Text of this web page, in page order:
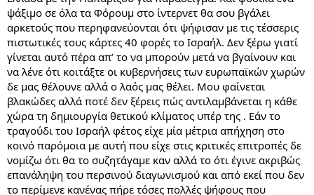
ψάξιμο σε όλα τα Φόρουμ στο ίντερνετ θα σου βγάλει
αρκετούς που περηφανεύονται ότι ψήφισαν με τις τέσσερις
πιστωτικές τους κάρτες 40 φορές το Ισραήλ. Δεν ξέρω γιατί
γίνεται αυτό πέρα απ’ το να μπορούν μετά να βγαίνουν και
να λένε ότι κοιτάξτε οι κυβερνήσεις των ευρωπαϊκών χωρών
δε μας θέλουνε αλλά ο λαός μας θέλει. Μου φαίνεται
βλακώδες αλλά ποτέ δεν ξέρεις πώς αντιλαμβάνεται η κάθε
χώρα τη δημιουργία θετικού κλίματος υπέρ της . Εάν το
τραγούδι του Ισραήλ φέτος είχε μία μέτρια απήχηση στο
κοινό παρόμοια με αυτή που είχε στις κριτικές επιτροπές δε
νομίζω ότι θα το συζητάγαμε καν αλλά το ότι έγινε ακριβώς
επανάληψη του περσινού διαγωνισμού και από εκεί που δεν
το περίμενε κανένας πήρε τόσες πολλές ψήφους που